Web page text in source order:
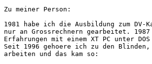
Zu meiner Person:
1981 habe ich die Ausbildung zum DV-
nur an Grossrechnern gearbeitet.
Erfahrungen mit einem XT PC unter
Seit 1996 gehoere ich zu den Blinden,
arbeiten und das kam so: